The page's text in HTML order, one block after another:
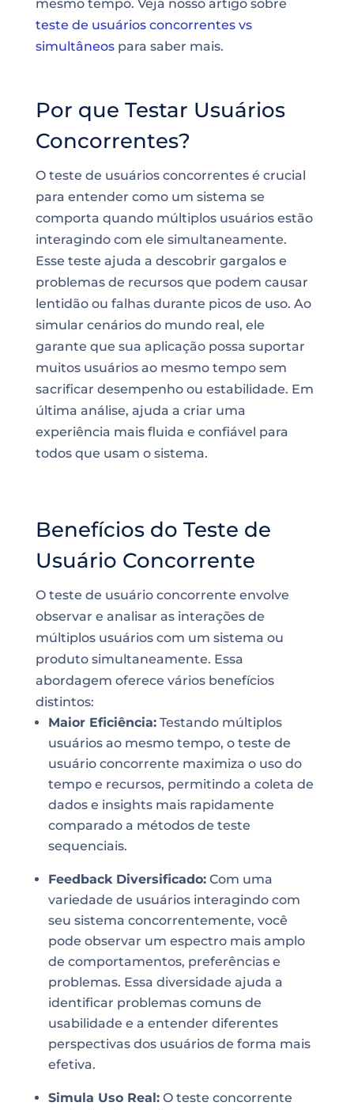
mesmo tempo. Veja nosso artigo sobre
teste de usuários concorrentes vs
simultâneospara saber mais.
Por que Testar Usuários
Concorrentes?
O teste de usuários concorrentes é crucial
para entender como um sistema se
comporta quando múltiplos usuários estão
interagindo com ele simultaneamente.
Esse teste ajuda a descobrir gargalos e
problemas de recursos que podem causar
lentidão ou falhas durante picos de uso. Ao
simular cenários do mundo real, ele
garante que sua aplicação possa suportar
muitos usuários ao mesmo tempo sem
sacrificar desempenho ou estabilidade. Em
última análise, ajuda a criar uma
experiência mais fluida e confiável para
todos que usam o sistema.
Benefícios do Teste de
Usuário Concorrente
O teste de usuário concorrente envolve
observar e analisar as interações de
múltiplos usuários com um sistema ou
produto simultaneamente. Essa
abordagem oferece vários benefícios
distintos:
Maior Eficiência:Testando múltiplos
usuários ao mesmo tempo, o teste de
usuário concorrente maximiza o uso do
tempo e recursos, permitindo a coleta de
dados e insights mais rapidamente
comparado a métodos de teste
sequenciais.
Feedback Diversificado:Com uma
variedade de usuários interagindo com
seu sistema concorrentemente, você
pode observar um espectro mais amplo
de comportamentos, preferências e
problemas. Essa diversidade ajuda a
identificar problemas comuns de
usabilidade e a entender diferentes
perspectivas dos usuários de forma mais
efetiva.
Simula Uso Real:O teste concorrente